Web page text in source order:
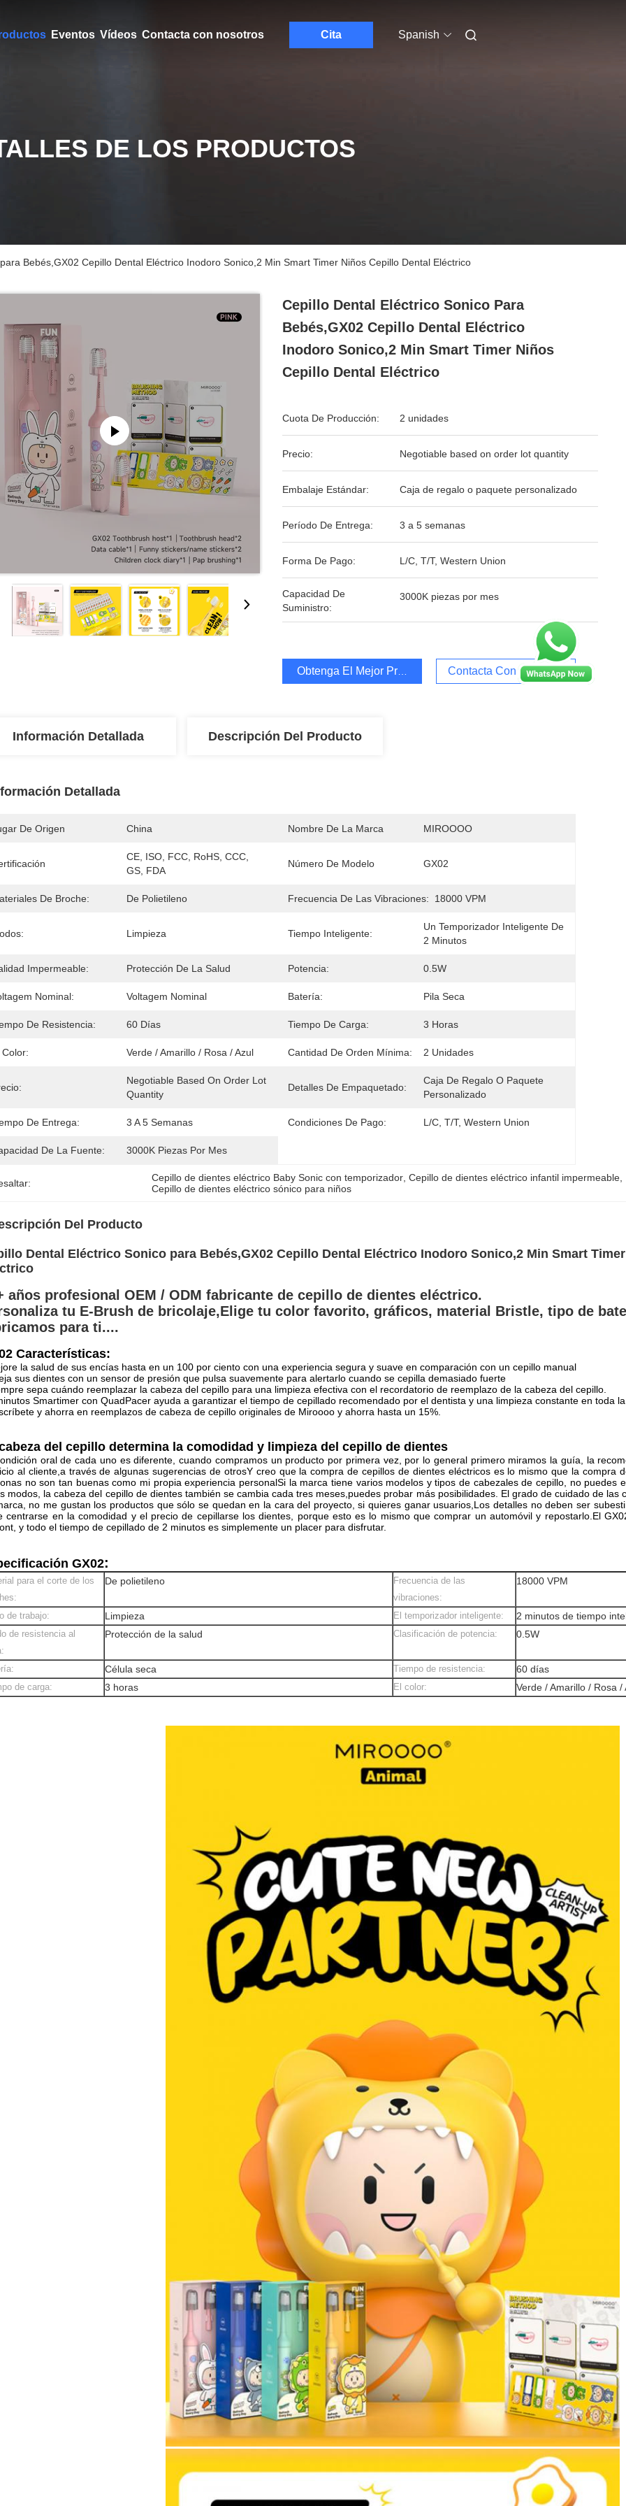
Eventos Vídeos Contacta con nosotros Cita Spanish
DE LOS PRODUCTOS
Bebés,GX02 Cepillo Dental Eléctrico Inodoro Sonico,2 Min Smart Timer Niños Cepillo Dental Eléctrico
Cepillo Dental Eléctrico Sonico Para
Bebés,GX02 Cepillo Dental Eléctrico
Inodoro Sonico,2 Min Smart Timer Niños
Cepillo Dental Eléctrico
Cuota De Producción: 2 unidades
Precio: Negotiable based on order lot quantity
Embalaje Estándar: Caja de regalo o paquete personalizado
Período De Entrega: 3 a 5 semanas
Forma De Pago: L/C, T/T, Western Union
Capacidad De
Suministro:
3000K piezas por mes
Obtenga El Mejor Precio Contacta Con Nosotros
Información Detallada Descripción Del Producto
Detallada
De Origen China Nombre De La Marca MIROOOO
CE, ISO, FCC, RoHS, CCC,
GS, FDA
Número De Modelo GX02
De Broche: De Polietileno Frecuencia De Las Vibraciones: 18000 VPM
Limpieza Tiempo Inteligente:
Un Temporizador Inteligente De
2 Minutos
Impermeable: Protección De La Salud Potencia: 0.5W
Nominal: Voltagem Nominal Batería: Pila Seca
De Resistencia: 60 Días Tiempo De Carga: 3 Horas
Color: Verde / Amarillo / Rosa / Azul Cantidad De Orden Mínima: 2 Unidades
Negotiable Based On Order Lot
Quantity
Detalles De Empaquetado:
Caja De Regalo O Paquete
Personalizado
De Entrega: 3 A 5 Semanas Condiciones De Pago: L/C, T/T, Western Union
De La Fuente: 3000K Piezas Por Mes
Cepillo de dientes eléctrico Baby Sonic con temporizador, Cepillo de dientes eléctrico infantil impermeable,
Cepillo de dientes eléctrico sónico para niños
Del Producto
Dental Eléctrico Sonico para Bebés,GX02 Cepillo Dental Eléctrico Inodoro Sonico,2 Min Smart
años profesional OEM / ODM fabricante de cepillo de dientes eléctrico.
tu E-Brush de bricolaje,Elige tu color favorito, gráficos, material Bristle, tipo de
para ti....
Características:
la salud de sus encías hasta en un 100 por ciento con una experiencia segura y suave en comparación con un cepillo manual
sus dientes con un sensor de presión que pulsa suavemente para alertarlo cuando se cepilla demasiado fuerte
sepa cuándo reemplazar la cabeza del cepillo para una limpieza efectiva con el recordatorio de reemplazo de la cabeza del cepillo.
Smartimer con QuadPacer ayuda a garantizar el tiempo de cepillado recomendado por el dentista y una limpieza constante en toda
y ahorra en reemplazos de cabeza de cepillo originales de Miroooo y ahorra hasta un 15%.
del cepillo determina la comodidad y limpieza del cepillo de dientes
oral de cada uno es diferente, cuando compramos un producto por primera vez, por lo general primero miramos la guía, la
al cliente,a través de algunas sugerencias de otrosY creo que la compra de cepillos de dientes eléctricos es lo mismo que la compra
no son tan buenas como mi propia experiencia personalSi la marca tiene varios modelos y tipos de cabezales de cepillo, no puedes
modos, la cabeza del cepillo de dientes también se cambia cada tres meses,puedes probar más posibilidades. El grado de cuidado de
no me gustan los productos que sólo se quedan en la cara del proyecto, si quieres ganar usuarios,Los detalles no deben ser
centrarse en la comodidad y el precio de cepillarse los dientes, porque esto es lo mismo que comprar un automóvil y repostarlo.El
y todo el tiempo de cepillado de 2 minutos es simplemente un placer para disfrutar.
GX02:
para el corte de los
De polietileno
Frecuencia de las
vibraciones:
18000 VPM
de trabajo: Limpieza El temporizador inteligente: 2 minutos de tiempo
de resistencia al
Protección de la salud Clasificación de potencia: 0.5W
Célula seca Tiempo de resistencia: 60 días
de carga: 3 horas El color: Verde / Amarillo / Rosa /